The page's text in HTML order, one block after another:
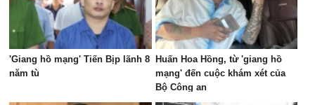
'Giang hồ mạng' Tiến Bịp lãnh 8
năm tù
Huấn Hoa Hồng, từ 'giang hồ
mạng' đến cuộc khám xét của
Bộ Công an